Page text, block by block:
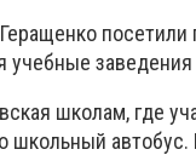
школам, где
школьный